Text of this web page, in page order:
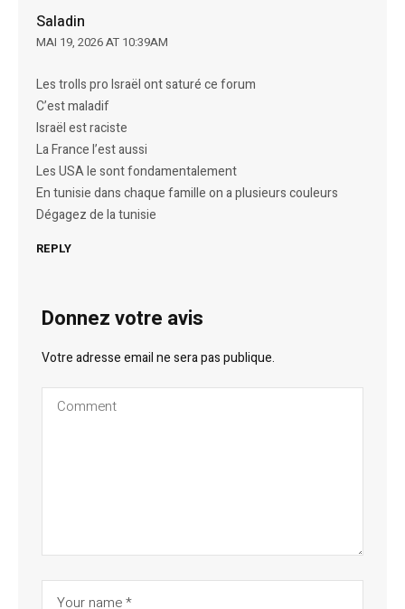
Saladin
MAI 19, 2026 AT 10:39AM
Les trolls pro Israël ont saturé ce forum
C’est maladif
Israël est raciste
La France l’est aussi
Les USA le sont fondamentalement
En tunisie dans chaque famille on a plusieurs couleurs
Dégagez de la tunisie
REPLY
Donnez votre avis
Votre adresse email ne sera pas publique.